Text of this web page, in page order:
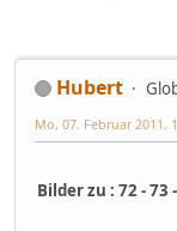
Hubert
Mo, 07. Februar 2011,
Bilder zu : 72 - 73